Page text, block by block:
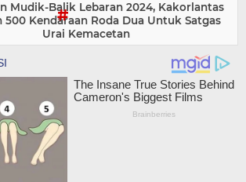
Mudik-Balik Lebaran 2024, Kakorlantas
500 Kendaraan Roda Dua Untuk Satgas
Urai Kemacetan